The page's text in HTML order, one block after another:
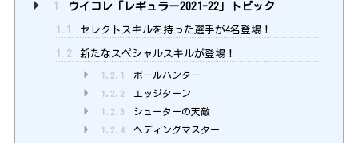
1 ウイコレ「レギュラー2021-22」トピック
1.1 セレクトスキルを持った選手が4名登場！
1.2 新たなスペシャルスキルが登場！
1.2.1 ボールハンター
1.2.2 エッジターン
1.2.3 シューターの天敵
1.2.4 ヘディングマスター